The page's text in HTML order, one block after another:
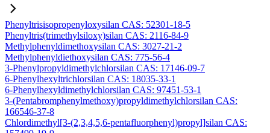
Phenyltrisisopropenyloxysilan CAS: 52301-18-5
Phenyltris(trimethylsiloxy)silan CAS: 2116-84-9
Methylphenyldimethoxysilan CAS: 3027-21-2
Methylphenyldiethoxysilan CAS: 775-56-4
3-Phenylpropyldimethylchlorsilan CAS: 17146-09-7
6-Phenylhexyltrichlorsilan CAS: 18035-33-1
6-Phenylhexyldimethylchlorsilan CAS: 97451-53-1
3-(Pentabromphenylmethoxy)propyldimethylchlorsilan CAS:
166546-37-8
Chlordimethyl[3-(2,3,4,5,6-pentafluorphenyl)propyl]silan CAS: